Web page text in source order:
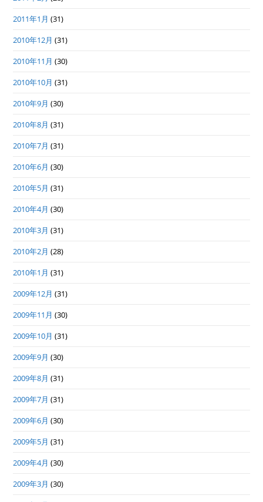
2011年1月 (31)
2010年12月 (31)
2010年11月 (30)
2010年10月 (31)
2010年9月 (30)
2010年8月 (31)
2010年7月 (31)
2010年6月 (30)
2010年5月 (31)
2010年4月 (30)
2010年3月 (31)
2010年2月 (28)
2010年1月 (31)
2009年12月 (31)
2009年11月 (30)
2009年10月 (31)
2009年9月 (30)
2009年8月 (31)
2009年7月 (31)
2009年6月 (30)
2009年5月 (31)
2009年4月 (30)
2009年3月 (30)